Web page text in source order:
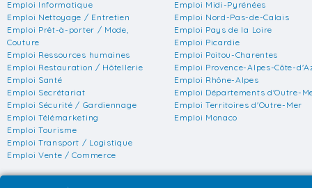
Emploi Informatique
Emploi Nettoyage / Entretien
Emploi Prêt-à-porter / Mode,
Couture
Emploi Ressources humaines
Emploi Restauration / Hôtellerie
Emploi Santé
Emploi Secrétariat
Emploi Sécurité / Gardiennage
Emploi Télémarketing
Emploi Tourisme
Emploi Transport / Logistique
Emploi Vente / Commerce
Emploi Midi-Pyrénées
Emploi Nord-Pas-de-Calais
Emploi Pays de la Loire
Emploi Picardie
Emploi Poitou-Charentes
Emploi Provence-Alpes-Côte-
Emploi Rhône-Alpes
Emploi Départements d'Outre-
Emploi Territoires d'Outre-Mer
Emploi Monaco